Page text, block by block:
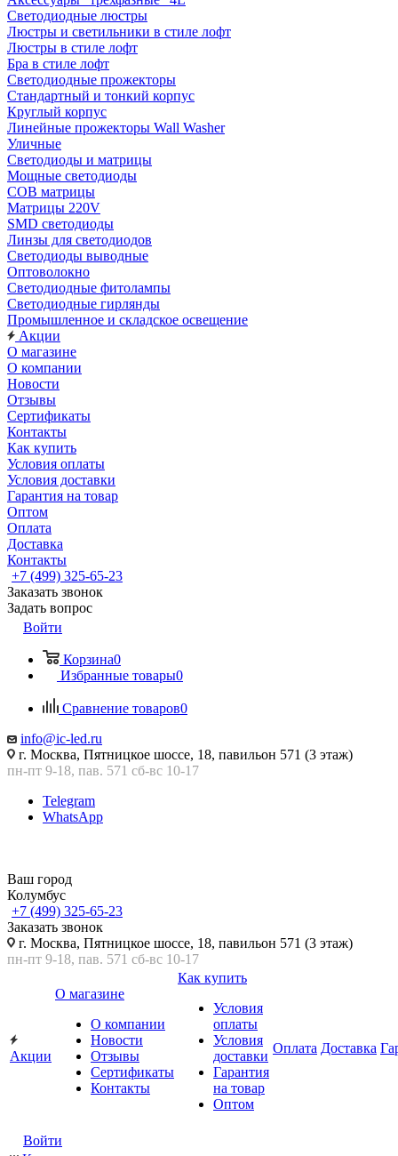
Светодиодные люстры
Люстры и светильники в стиле лофт
Люстры в стиле лофт
Бра в стиле лофт
Светодиодные прожекторы
Стандартный и тонкий корпус
Круглый корпус
Линейные прожекторы Wall Washer
Уличные
Светодиоды и матрицы
Мощные светодиоды
COB матрицы
Матрицы 220V
SMD светодиоды
Линзы для светодиодов
Светодиоды выводные
Оптоволокно
Светодиодные фитолампы
Светодиодные гирлянды
Промышленное и складское освещение
Акции
О магазине
О компании
Новости
Отзывы
Сертификаты
Контакты
Как купить
Условия оплаты
Условия доставки
Гарантия на товар
Оптом
Оплата
Доставка
Контакты
+7 (499) 325-65-23
Заказать звонок
Задать вопрос
Войти
Корзина0
Избранные товары0
Сравнение товаров0
info@ic-led.ru
г. Москва, Пятницкое шоссе, 18, павильон 571 (3 этаж)
пн-пт 9-18, пав. 571 сб-вс 10-17
Telegram
WhatsApp
Ваш город
Колумбус
+7 (499) 325-65-23
Заказать звонок
г. Москва, Пятницкое шоссе, 18, павильон 571 (3 этаж)
пн-пт 9-18, пав. 571 сб-вс 10-17
Акции
О магазине
О компании
Новости
Отзывы
Сертификаты
Контакты
Как купить
Условия
оплаты
Условия
доставки
Гарантия
на товар
Оптом
Оплата Доставка
Войти